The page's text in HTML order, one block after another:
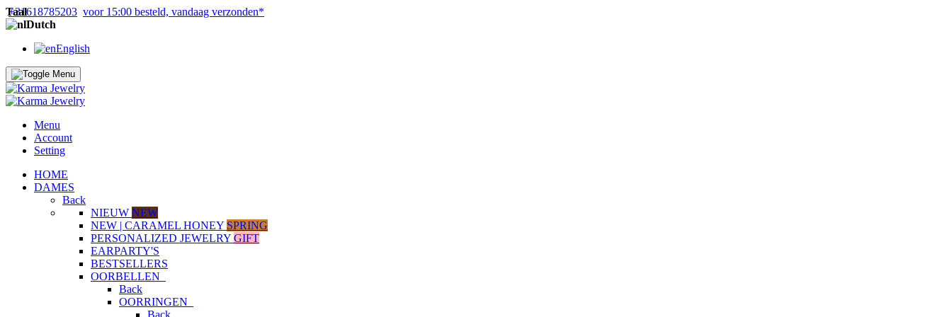
+31618785203 voor 15:00 besteld, vandaag verzonden*
Taal
Dutch
English
Menu
Account
Setting
HOME
DAMES
Back
NIEUW NEW
NEW | CARAMEL HONEY SPRING
PERSONALIZED JEWELRY GIFT
EARPARTY'S
BESTSELLERS
OORBELLEN
Back
OORRINGEN
Back